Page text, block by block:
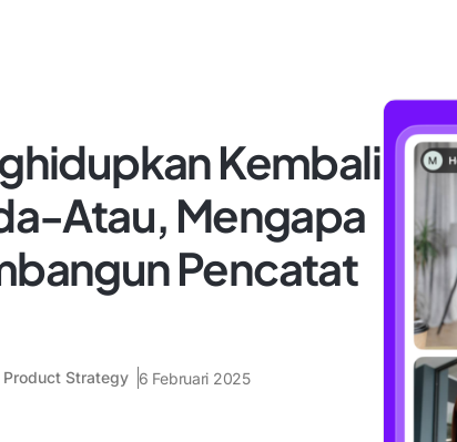
Kembali
Atau, Mengapa
Pencatat
Product Strategy 6 Februari 2025